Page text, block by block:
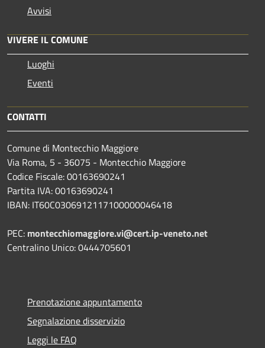
Avvisi
VIVERE IL COMUNE
Luoghi
Eventi
CONTATTI
Comune di Montecchio Maggiore
Via Roma, 5 - 36075 - Montecchio Maggiore
Codice Fiscale: 00163690241
Partita IVA: 00163690241
IBAN: IT60C0306912117100000046418
PEC: montecchiomaggiore.vi@cert.ip-veneto.net
Centralino Unico: 0444705601
Prenotazione appuntamento
Segnalazione disservizio
Leggi le FAQ